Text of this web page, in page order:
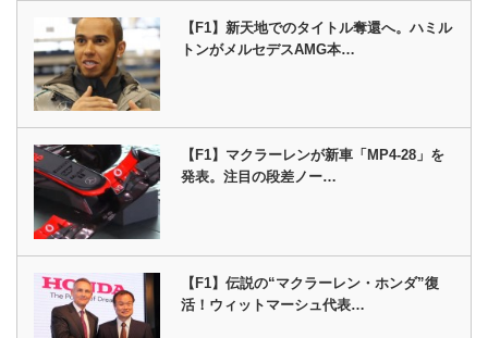
【F1】新天地でのタイトル奪還へ。ハミル
トンがメルセデスAMG本…
【F1】マクラーレンが新車「MP4-28」を
発表。注目の段差ノー…
【F1】伝説の“マクラーレン・ホンダ”復
活！ウィットマーシュ代表…